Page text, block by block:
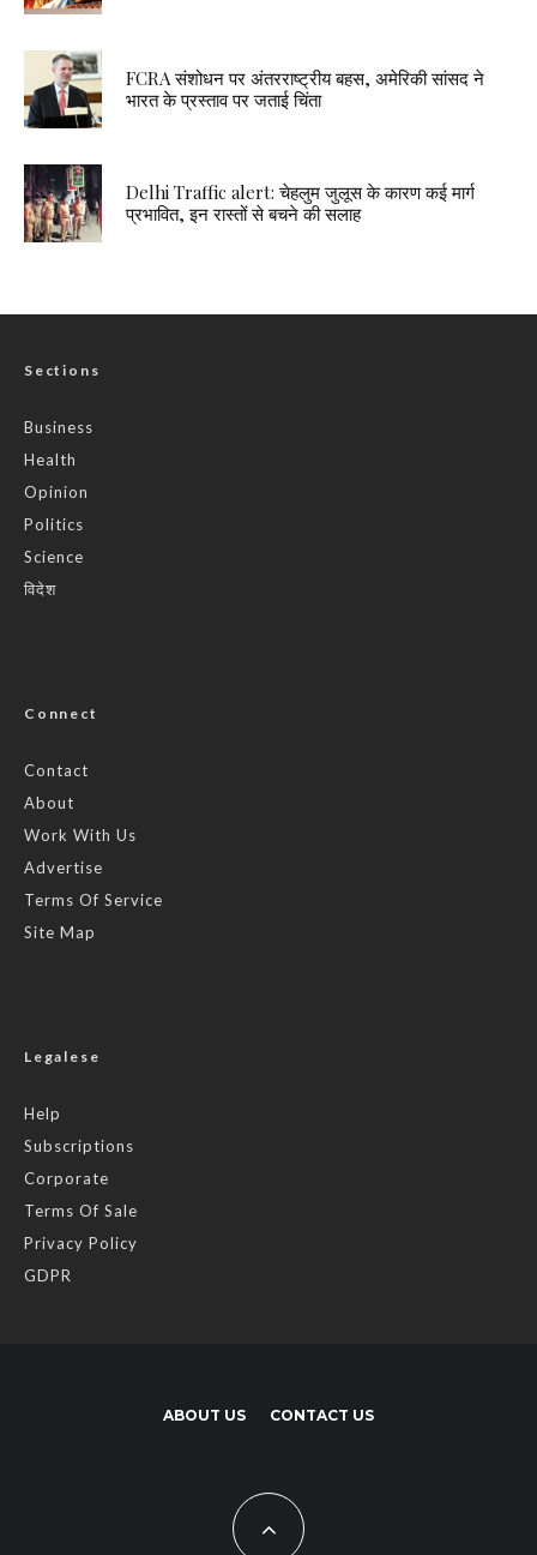
FCRA संशोधन पर अंतरराष्ट्रीय बहस, अमेरिकी सांसद ने
भारत के प्रस्ताव पर जताई चिंता
Delhi Traffic alert: चेहलुम जुलूस के कारण कई मार्ग
प्रभावित, इन रास्तों से बचने की सलाह
Sections
Business
Health
Opinion
Politics
Science
विदेश
Connect
Contact
About
Work With Us
Advertise
Terms Of Service
Site Map
Legalese
Help
Subscriptions
Corporate
Terms Of Sale
Privacy Policy
GDPR
ABOUT US CONTACT US